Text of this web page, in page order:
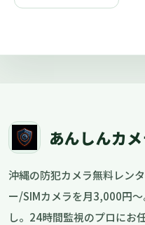
あんしんカ
沖縄の防犯カメラ無料レン
ー/SIMカメラを月3,000円
し。24時間監視のプロにお